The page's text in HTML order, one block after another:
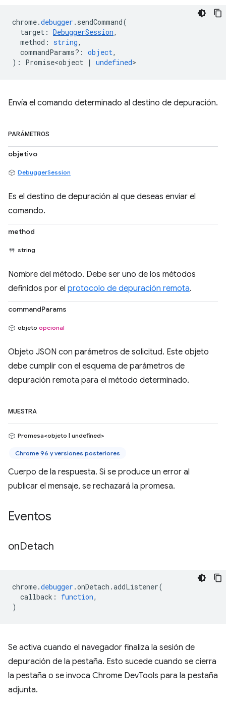
chrome.debugger . sendCommand(
target : DebuggerSession,
method : string,
commandParams? : object,
) : Promise<object | undefined>
Envía el comando determinado al destino de depuración.
PARÁMETROS
objetivo
DebuggerSession
Es el destino de depuración al que deseas enviar el
comando.
method
string
Nombre del método. Debe ser uno de los métodos
definidos por el protocolo de depuración remota.
commandParams
objeto opcional
Objeto JSON con parámetros de solicitud. Este objeto
debe cumplir con el esquema de parámetros de
depuración remota para el método determinado.
MUESTRA
Promesa<objeto | undefined>
Chrome 96 y versiones posteriores
Cuerpo de la respuesta. Si se produce un error al
publicar el mensaje, se rechazará la promesa.
Eventos
onDetach
chrome.debugger .onDetach .addListener(
callback : function,
)
Se activa cuando el navegador finaliza la sesión de
depuración de la pestaña. Esto sucede cuando se cierra
la pestaña o se invoca Chrome DevTools para la pestaña
adjunta.